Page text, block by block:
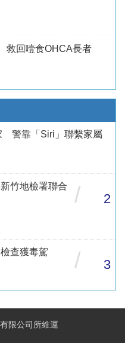
回噎食OHCA長者
警靠「Siri」聯繫家屬
竹地檢署聯合
/ 2
查獲毒駕
/ 3
限公司所維運